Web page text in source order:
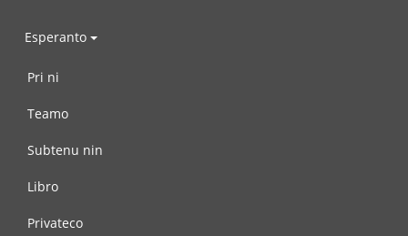
Esperanto
Pri ni
Teamo
Subtenu nin
Libro
Privateco